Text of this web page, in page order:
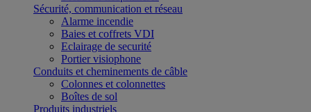
Sécurité, communication et réseau
Alarme incendie
Baies et coffrets VDI
Eclairage de securité
Portier visiophone
Conduits et cheminements de câble
Colonnes et colonnettes
Boîtes de sol
Produits industriels